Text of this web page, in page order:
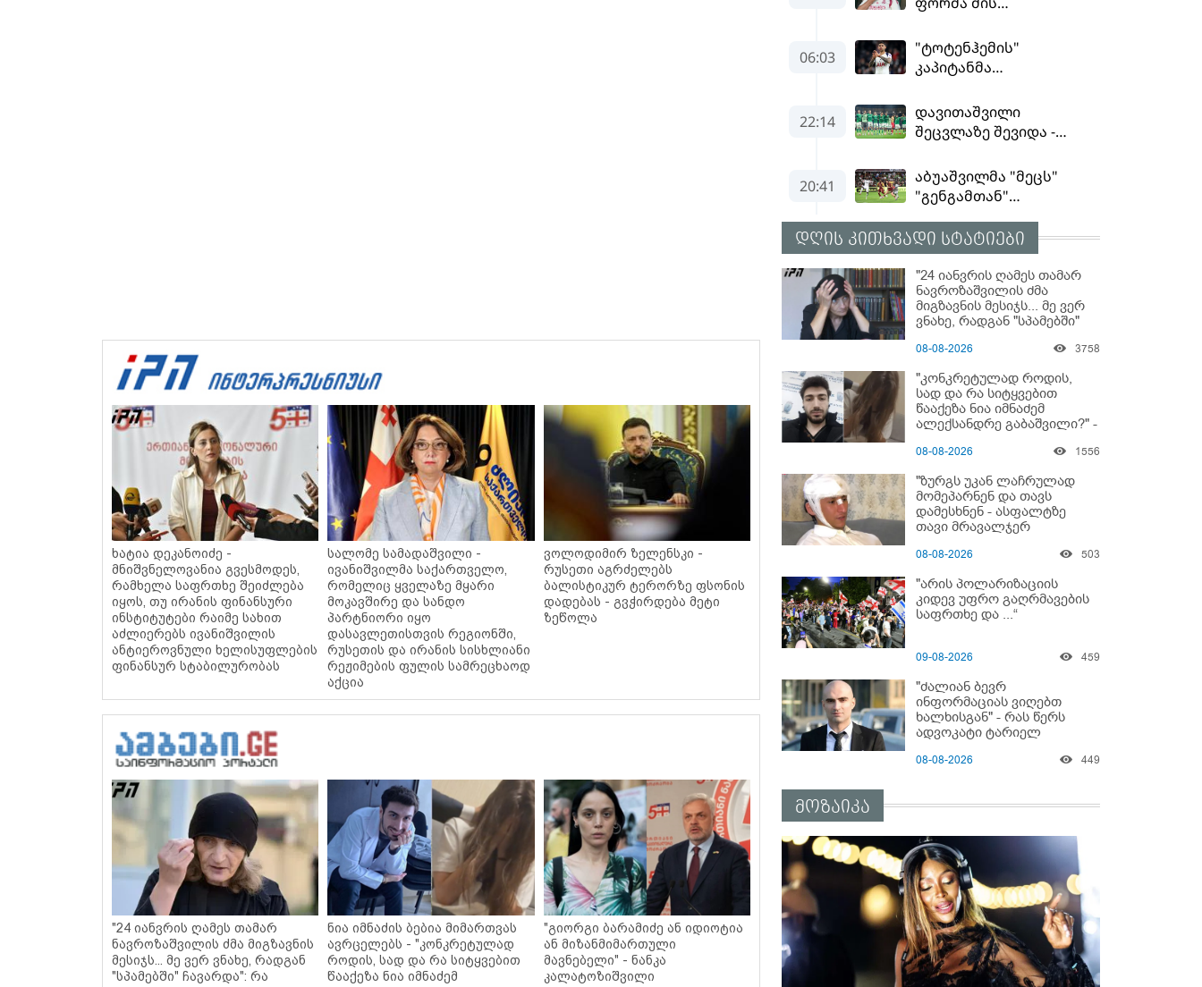
ხატია დეკანოიძე -
მნიშვნელოვანია გვესმოდეს,
რამხელა საფრთხე შეიძლება
იყოს, თუ ირანის ფინანსური
ინსტიტუტები რაიმე სახით
აძლიერებს ივანიშვილის
ანტიეროვნული ხელისუფლების
ფინანსურ სტაბილურობას
სალომე სამადაშვილი -
ივანიშვილმა საქართველო,
რომელიც ყველაზე მყარი
მოკავშირე და სანდო
პარტნიორი იყო
დასავლეთისთვის რეგიონში,
რუსეთის და ირანის სისხლიანი
რეჟიმების ფულის სამრეცხაოდ
აქცია
ვოლოდიმირ ზელენსკი -
რუსეთი აგრძელებს
ბალისტიკურ ტერორზე ფსონის
დადებას - გვჭირდება მეტი
ზეწოლა
"24 იანვრის ღამეს თამარ
ნავროზაშვილის ძმა მიგზავნის
მესიჯს... მე ვერ ვნახე, რადგან
"სპამებში" ჩავარდა": რა
ნია იმნაძის ბებია მიმართვას
ავრცელებს - "კონკრეტულად
როდის, სად და რა სიტყვებით
წააქეზა ნია იმნაძემ
"გიორგი ბარამიძე ან იდიოტია
ან მიზანმიმართული
მავნებელი" - ნანკა
კალატოზიშვილი
დღის კითხვადი სტატიები
"24 იანვრის ღამეს თამარ
ნავროზაშვილის ძმა
მიგზავნის მესიჯს... მე ვერ
ვნახე, რადგან "სპამებში"
იმნაძის ბიძამ ეკა
ავალიანის დედა "სქრინს"
აქვეყნებს
08-08-2026 3758
"კონკრეტულად როდის,
სად და რა სიტყვებით
წააქეზა ნია იმნაძემ
ალექსანდრე გაბაშვილი?" -
ნია იმნაძის ბებია?
08-08-2026 1556
"ზურგს უკან ლაჩრულად
მომეპარნენ და თავს
დამესხნენ - ასფალტზე
თავი მრავალჯერ
ჰყვება კურიერი, რომელსაც
სასტიკად გაუსწორდნენ?
08-08-2026 503
"არის პოლარიზაციის
კიდევ უფრო გაღრმავების
საფრთხე და ...“
09-08-2026 459
"ძალიან ბევრ
ინფორმაციას ვიღებთ
ხალხისგან" - რას წერს
ადვოკატი ტარიელ
08-08-2026 449
მოზაიკა